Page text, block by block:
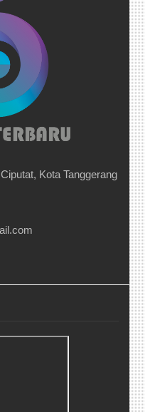
Kota Tanggerang